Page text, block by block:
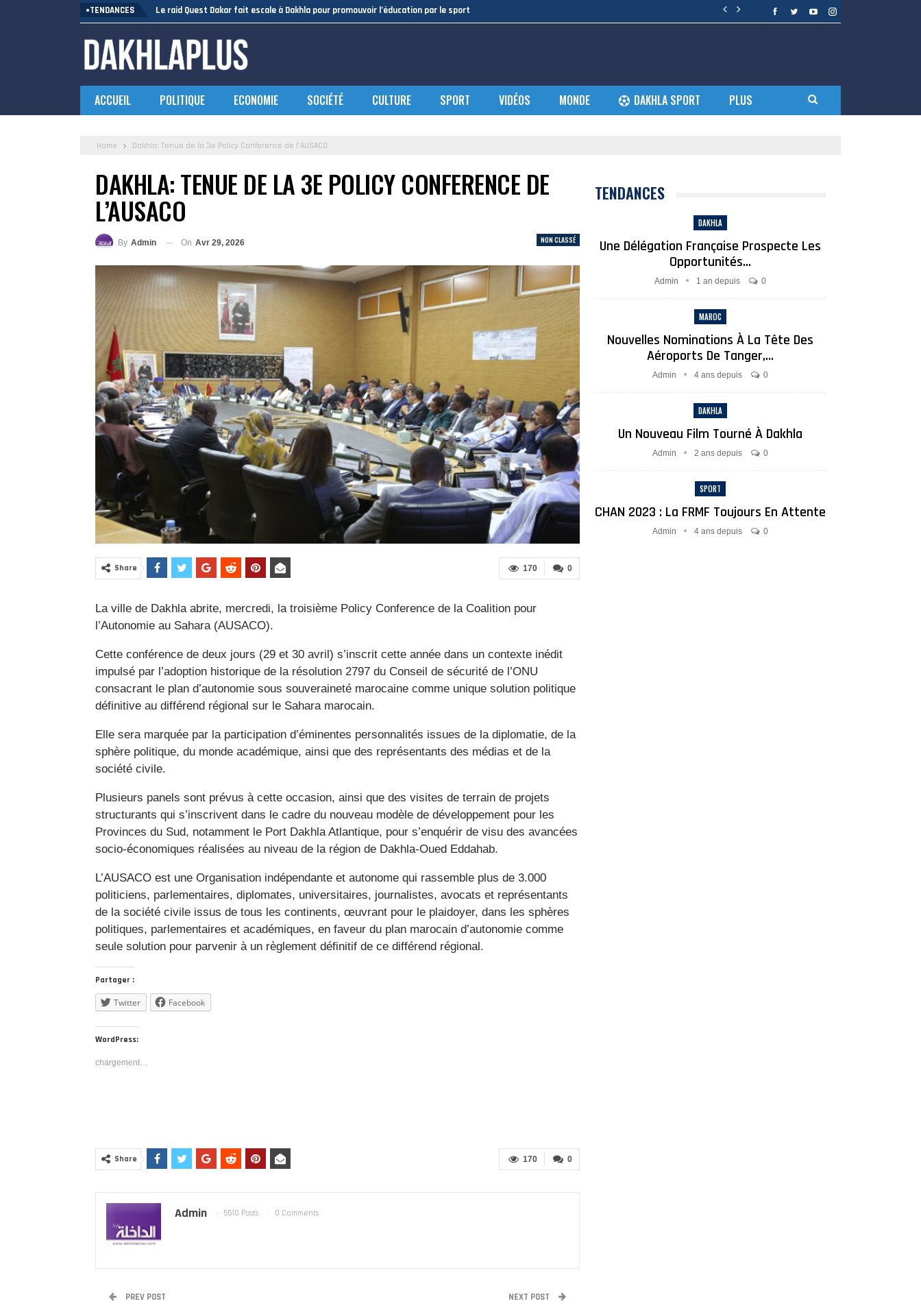
TENDANCES Le raid Quest Dakar fait escale à Dakhla pour promouvoir l’éducation par le sport
ACCUEIL POLITIQUE ECONOMIE SOCIÉTÉ CULTURE SPORT VIDÉOS MONDE DAKHLA SPORT PLUS
Home Dakhla: Tenue de la 3e Policy Conference de l’AUSACO
DAKHLA: TENUE DE LA 3E POLICY CONFERENCE DE
L’AUSACO
NON CLASSÉ
By Admin On Avr 29, 2026
0
170
Share
La ville de Dakhla abrite, mercredi, la troisième Policy Conference de la Coalition pour
l’Autonomie au Sahara (AUSACO).
Cette conférence de deux jours (29 et 30 avril) s’inscrit cette année dans un contexte inédit
impulsé par l’adoption historique de la résolution 2797 du Conseil de sécurité de l’ONU
consacrant le plan d’autonomie sous souveraineté marocaine comme unique solution politique
définitive au différend régional sur le Sahara marocain.
Elle sera marquée par la participation d’éminentes personnalités issues de la diplomatie, de la
sphère politique, du monde académique, ainsi que des représentants des médias et de la
société civile.
Plusieurs panels sont prévus à cette occasion, ainsi que des visites de terrain de projets
structurants qui s’inscrivent dans le cadre du nouveau modèle de développement pour les
Provinces du Sud, notamment le Port Dakhla Atlantique, pour s’enquérir de visu des avancées
socio-économiques réalisées au niveau de la région de Dakhla-Oued Eddahab.
L’AUSACO est une Organisation indépendante et autonome qui rassemble plus de 3.000
politiciens, parlementaires, diplomates, universitaires, journalistes, avocats et représentants
de la société civile issus de tous les continents, œuvrant pour le plaidoyer, dans les sphères
politiques, parlementaires et académiques, en faveur du plan marocain d’autonomie comme
seule solution pour parvenir à un règlement définitif de ce différend régional.
Partager :
Twitter Facebook
WordPress:
chargement…
0
170
Share
Admin 5510 Posts 0 Comments
PREV POST NEXT POST
TENDANCES
DAKHLA
Une Délégation Française Prospecte Les
Opportunités…
Admin 1 an depuis 0
MAROC
Nouvelles Nominations À La Tête Des
Aéroports De Tanger,…
Admin 4 ans depuis 0
DAKHLA
Un Nouveau Film Tourné À Dakhla
Admin 2 ans depuis 0
SPORT
CHAN 2023 : La FRMF Toujours En Attente
Admin 4 ans depuis 0